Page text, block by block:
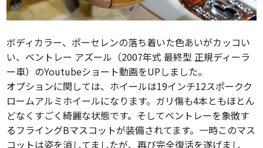
ボディカラー、ポーセレンの落ち着いた色あいがカッコい
い、ベントレー アズール（2007年式 最終型 正規ディーラ
ー車）のYoutubeショート動画をUPしました。
オプションに関しては、ホイールは19インチ12スポークク
ロームアルミホイールになります。ガリ傷も4本ともほとん
どなくすごく綺麗な状態です。そしてベントレーを象徴す
るフライングBマスコットが装備されてます。一時このマス
コットは姿を消してましたが、再び完全復活を遂げまし